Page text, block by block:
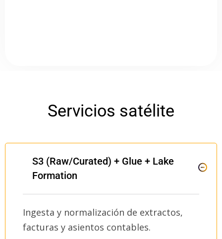
Servicios satélite
S3 (Raw/Curated) + Glue + Lake
Formation
Ingesta y normalización de extractos,
facturas y asientos contables.